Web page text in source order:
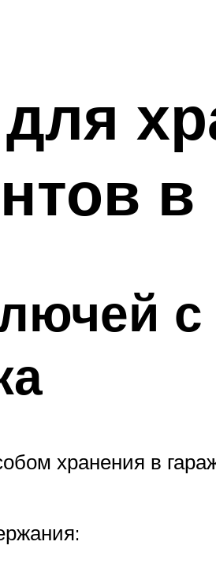
в
хранения в